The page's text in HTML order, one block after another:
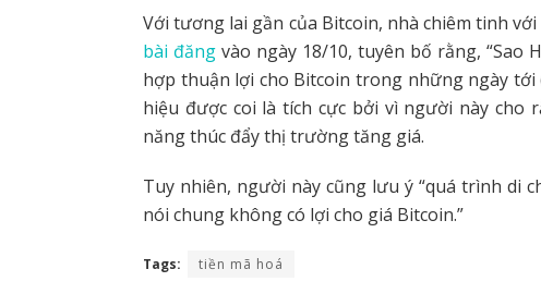
Với tương lai gần của Bitcoin, nhà chiêm tinh
bài đăng vào ngày 18/10, tuyên bố rằng, “Sao
hợp thuận lợi cho Bitcoin trong những ngày tới
hiệu được coi là tích cực bởi vì người này cho
năng thúc đẩy thị trường tăng giá.
Tuy nhiên, người này cũng lưu ý “quá trình di
nói chung không có lợi cho giá Bitcoin.”
Tags: tiền mã hoá